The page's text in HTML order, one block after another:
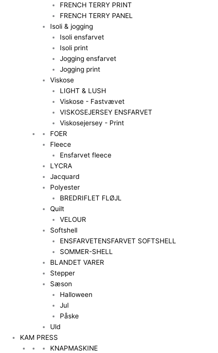
FRENCH TERRY PRINT
FRENCH TERRY PANEL
Isoli & jogging
Isoli ensfarvet
Isoli print
Jogging ensfarvet
Jogging print
Viskose
LIGHT & LUSH
Viskose - Fastvævet
VISKOSEJERSEY ENSFARVET
Viskosejersey - Print
FOER
Fleece
Ensfarvet fleece
LYCRA
Jacquard
Polyester
BREDRIFLET FLØJL
Quilt
VELOUR
Softshell
ENSFARVETENSFARVET SOFTSHELL
SOMMER-SHELL
BLANDET VARER
Stepper
Sæson
Halloween
Jul
Påske
Uld
KAM PRESS
KNAPMASKINE